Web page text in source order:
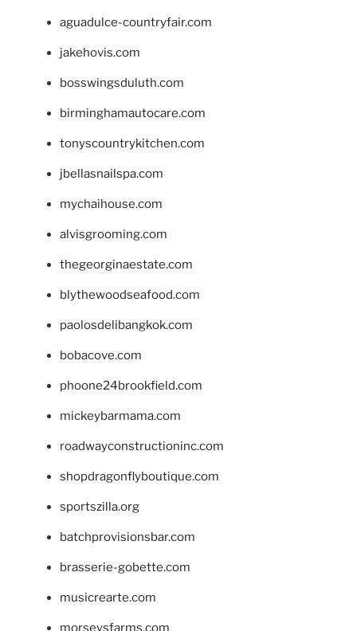
aguadulce-countryfair.com
jakehovis.com
bosswingsduluth.com
birminghamautocare.com
tonyscountrykitchen.com
jbellasnailspa.com
mychaihouse.com
alvisgrooming.com
thegeorginaestate.com
blythewoodseafood.com
paolosdelibangkok.com
bobacove.com
phoone24brookfield.com
mickeybarmama.com
roadwayconstructioninc.com
shopdragonflyboutique.com
sportszilla.org
batchprovisionsbar.com
brasserie-gobette.com
musicrearte.com
morseysfarms.com